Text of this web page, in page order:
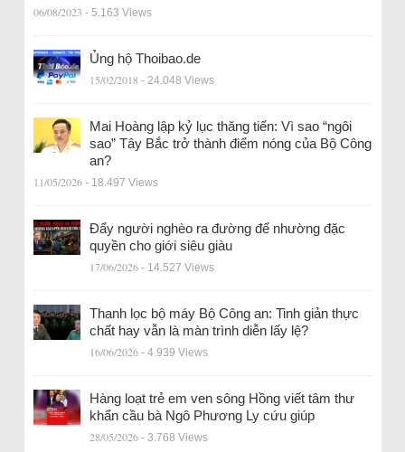
06/08/2023 - 5.163 Views
Ủng hộ Thoibao.de
15/02/2018 - 24.048 Views
Mai Hoàng lập kỷ lục thăng tiến: Vì sao “ngôi
sao” Tây Bắc trở thành điểm nóng của Bộ Công
an?
11/05/2026 - 18.497 Views
Đẩy người nghèo ra đường để nhường đặc
quyền cho giới siêu giàu
17/06/2026 - 14.527 Views
Thanh lọc bộ máy Bộ Công an: Tinh giản thực
chất hay vẫn là màn trình diễn lấy lệ?
16/06/2026 - 4.939 Views
Hàng loạt trẻ em ven sông Hồng viết tâm thư
khẩn cầu bà Ngô Phương Ly cứu giúp
28/05/2026 - 3.768 Views